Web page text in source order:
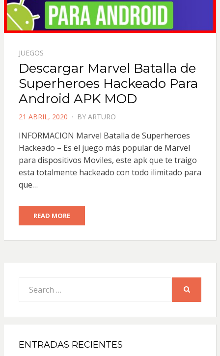
JUEGOS
Descargar Marvel Batalla de
Superheroes Hackeado Para
Android APK MOD
POSTED
21 ABRIL, 2020 BY ARTURO
INFORMACION Marvel Batalla de Superheroes
Hackeado – Es el juego más popular de Marvel
para dispositivos Moviles, este apk que te traigo
esta totalmente hackeado con todo ilimitado para
que…
READ MORE
for:
ENTRADAS RECIENTES